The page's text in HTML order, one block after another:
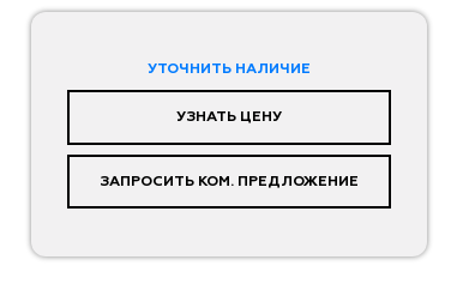
УТОЧНИТЬ НАЛИЧИЕ
УЗНАТЬ ЦЕНУ
ЗАПРОСИТЬ КОМ. ПРЕДЛОЖЕНИЕ